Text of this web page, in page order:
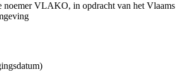
noemer VLAKO, in opdracht van het Vlaams